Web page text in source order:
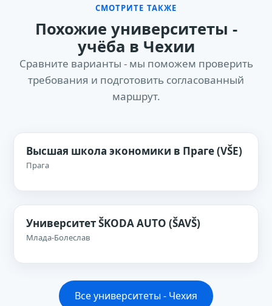
СМОТРИТЕ ТАКЖЕ
Похожие университеты -
учёба в Чехии
Сравните варианты - мы поможем проверить
требования и подготовить согласованный
маршрут.
Высшая школа экономики в Праге (VŠE)
Прага
Университет ŠKODA AUTO (ŠAVŠ)
Млада-Болеслав
Все университеты - Чехия